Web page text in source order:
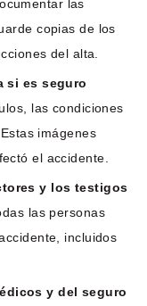
las
copias de los
del alta.
si es seguro
las condiciones
imágenes
el accidente.
y los testigos
las personas
incluidos
y del seguro